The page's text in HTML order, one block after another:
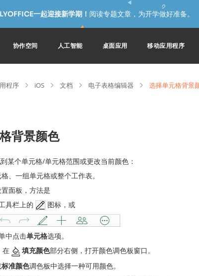
一起迎接新学期！ 阅读专题文章，为开学做好准备。
协作空间 人工智能 桌面应用 移动应用程序
程序 iOS 文档 电子表格编辑器 选择单元格背景
背景颜色
到某个单元格/单元格范围或更改当前颜色：
、一组单元格或整个工作表。
面板，方法是
具栏上的
图标，或
中点击单元格选项。
在 填充颜色部分右侧，打开颜色调色板窗口。
标准颜色调色板中选择一种可用颜色。